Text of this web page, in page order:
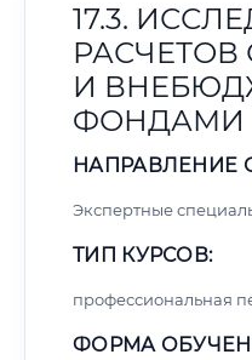
17.3.
И
ФОНДАМИ
НАПРАВЛЕНИЕ
Экспертные
ТИП КУРСОВ:
профессиональная
ФОРМА